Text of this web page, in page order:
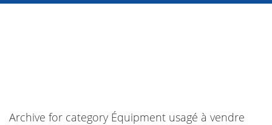
Archive for category Équipment usagé à vendre